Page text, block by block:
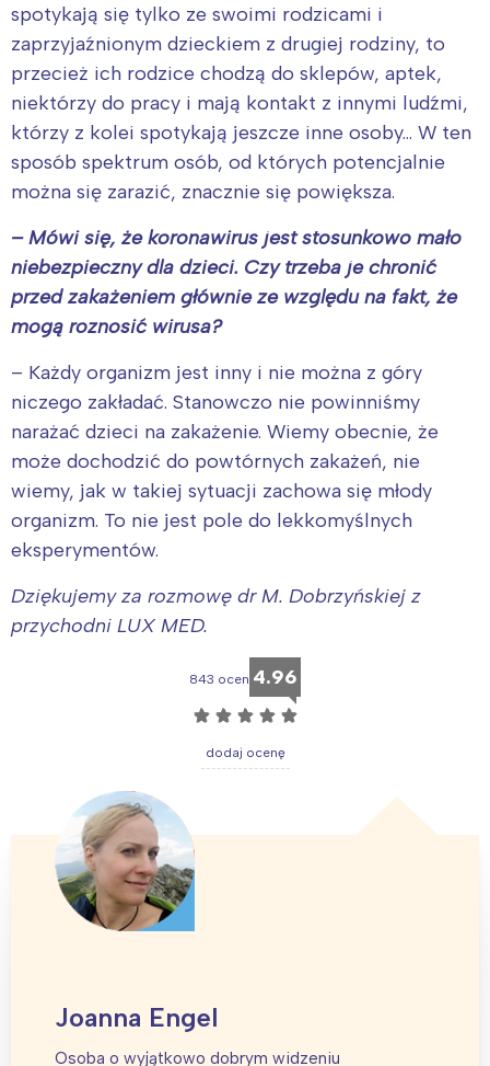
spotykają się tylko ze swoimi rodzicami i
zaprzyjaźnionym dzieckiem z drugiej rodziny, to
przecież ich rodzice chodzą do sklepów, aptek,
niektórzy do pracy i mają kontakt z innymi ludźmi,
którzy z kolei spotykają jeszcze inne osoby… W ten
sposób spektrum osób, od których potencjalnie
można się zarazić, znacznie się powiększa.
– Mówi się, że koronawirus jest stosunkowo mało
niebezpieczny dla dzieci. Czy trzeba je chronić
przed zakażeniem głównie ze względu na fakt, że
mogą roznosić wirusa?
– Każdy organizm jest inny i nie można z góry
niczego zakładać. Stanowczo nie powinniśmy
narażać dzieci na zakażenie. Wiemy obecnie, że
może dochodzić do powtórnych zakażeń, nie
wiemy, jak w takiej sytuacji zachowa się młody
organizm. To nie jest pole do lekkomyślnych
eksperymentów.
Dziękujemy za rozmowę dr M. Dobrzyńskiej z
przychodni LUX MED.
843 ocen 4.96
☆ ☆ ☆ ☆ ☆
dodaj ocenę
Joanna Engel
Osoba o wyjątkowo dobrym widzeniu
tego regionu: